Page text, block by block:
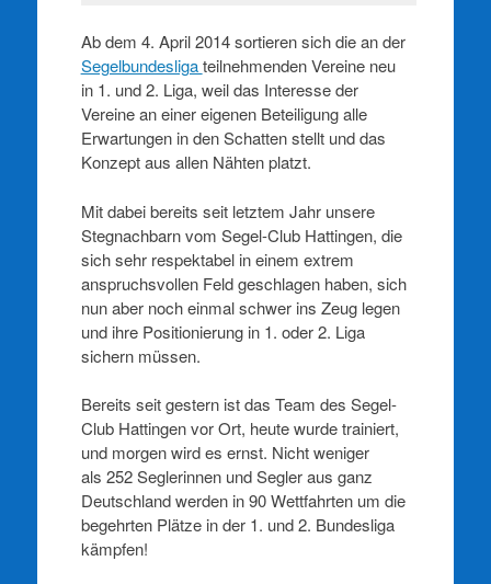
Ab dem 4. April 2014 sortieren sich die an der
Segelbundesligateilnehmenden Vereine neu
in 1. und 2. Liga, weil das Interesse der
Vereine an einer eigenen Beteiligung alle
Erwartungen in den Schatten stellt und das
Konzept aus allen Nähten platzt.
Mit dabei bereits seit letztem Jahr unsere
Stegnachbarn vom Segel-Club Hattingen, die
sich sehr respektabel in einem extrem
anspruchsvollen Feld geschlagen haben, sich
nun aber noch einmal schwer ins Zeug legen
und ihre Positionierung in 1. oder 2. Liga
sichern müssen.
Bereits seit gestern ist das Team des Segel-
Club Hattingen vor Ort, heute wurde trainiert,
und morgen wird es ernst. Nicht weniger
als 252 Seglerinnen und Segler aus ganz
Deutschland werden in 90 Wettfahrten um die
begehrten Plätze in der 1. und 2. Bundesliga
kämpfen!